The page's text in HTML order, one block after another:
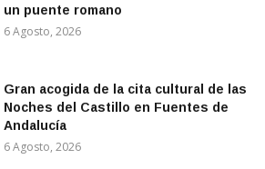
un puente romano
6 Agosto, 2026
Gran acogida de la cita cultural de las
Noches del Castillo en Fuentes de
Andalucía
6 Agosto, 2026